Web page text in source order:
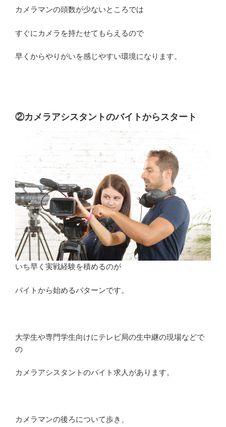
カメラマンの頭数が少ないところでは
すぐにカメラを持たせてもらえるので
早くからやりがいを感じやすい環境になります。
②カメラアシスタントのバイトからスタート
いち早く実戦経験を積めるのが
バイトから始めるパターンです。
大学生や専門学生向けにテレビ局の生中継の現場などで
の
カメラアシスタントのバイト求人があります。
カメラマンの後ろについて歩き、